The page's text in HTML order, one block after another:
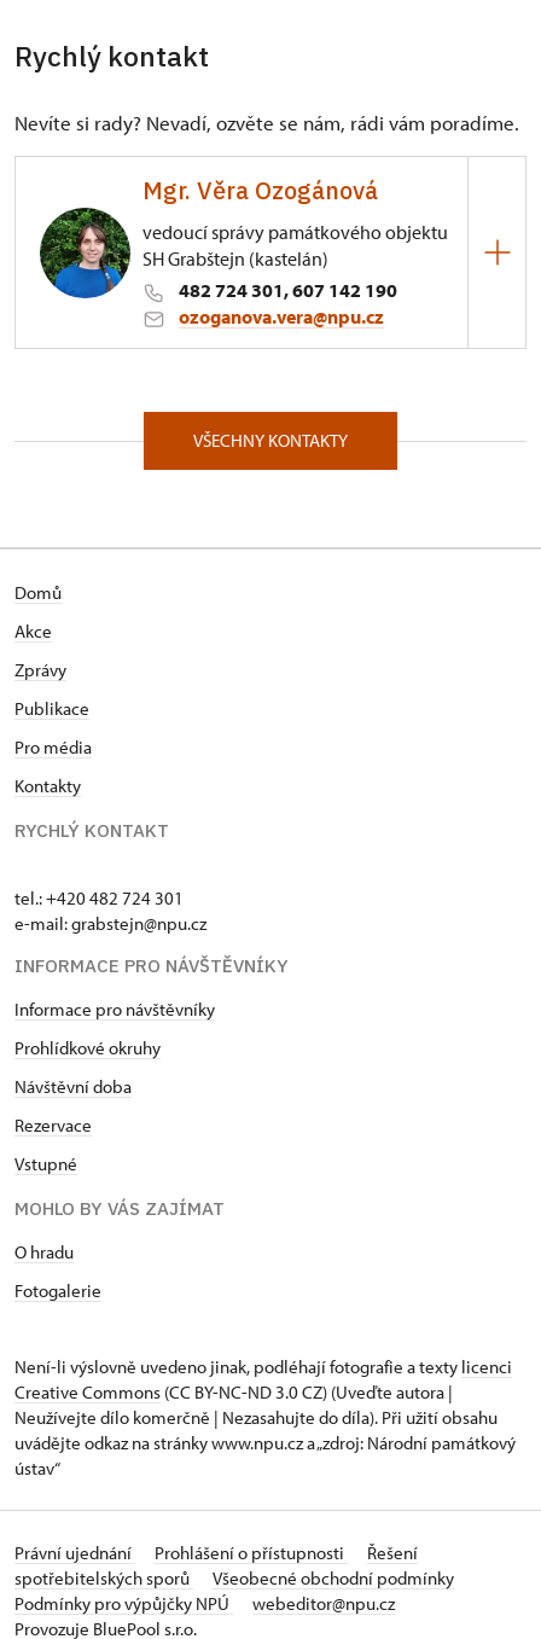
Rychlý kontakt
Nevíte si rady? Nevadí, ozvěte se nám, rádi vám poradíme.
Mgr. Věra Ozogánová
vedoucí správy památkového objektu
SH Grabštejn (kastelán)
482 724 301, 607 142 190
ozoganova.vera@npu.cz
Grabštejn 21/, Grabštejn 46334
dovolenou řídila pobočku Regionálního muzea v
na hrad Grabštejn a to do pozice zástupkyně
kastelánky, ve výběrovém řízení uspěla jako
kastelánkou hradu Grabštejn.
VŠECHNY KONTAKTY
Domů
Akce
Zprávy
Publikace
Pro média
Kontakty
RYCHLÝ KONTAKT
tel.: +420 482 724 301
e-mail: grabstejn@npu.cz
INFORMACE PRO NÁVŠTĚVNÍKY
Informace pro návštěvníky
Prohlídkové okruhy
Návštěvní doba
Rezervace
Vstupné
MOHLO BY VÁS ZAJÍMAT
O hradu
Fotogalerie
Není-li výslovně uvedeno jinak, podléhají fotografie a texty licenci
Creative Commons (CC BY-NC-ND 3.0 CZ) (Uveďte autora |
Neužívejte dílo komerčně | Nezasahujte do díla). Při užití obsahu
uvádějte odkaz na stránky www.npu.cz a „zdroj: Národní památkový
ústav“
Právní ujednání Prohlášení o přístupnosti
Řešení
spotřebitelských sporů
Všeobecné obchodní podmínky
Podmínky pro výpůjčky NPÚ
webeditor@npu.cz
Provozuje BluePool s.r.o.